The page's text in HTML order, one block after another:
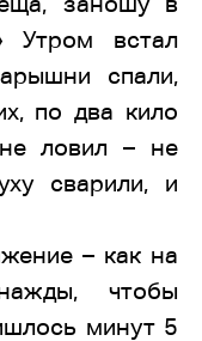
Утром встал
спали,
по два кило
ловил – не
сварили, и
– как на
чтобы
минут 5